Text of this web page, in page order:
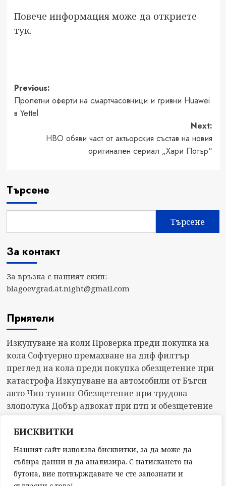
БИСКВИТКИ
Нашият сайт използва бисквитки, за да може да
събира данни и да анализира. С натискането на
бутона, вие потвърждавате че сте запознати и
Повече информация може да откриете
тук.
Post
navigation
Previous:
Пролетни оферти на смартчасовници и гривни Huawei
в Yettel
Next:
HBO обяви част от актьорския състав на новия
оригинален сериал „Хари Потър“
Търсене
Търсене
За контакт
За връзка с нашият екип:
blagoevgrad.at.night@gmail.com
Приятели
Изкупуване на коли Проверка преди покупка на
кола Софтуерно премахване на дпф филтър
преглед на кола преди покупка обезщетение при
катастрофа Изкупуване на автомобили от Бъгси
авто Чип тунинг Обезщетение при трудова
злополука Добър адвокат при птп и обезщетение
МВА Ментор